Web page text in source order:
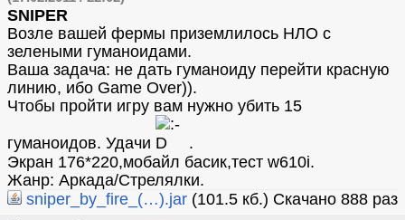
SNIPER
Возле вашей фермы приземлилось НЛО с
зелеными гуманоидами.
Ваша задача: не дать гуманоиду перейти красную
линию, ибо Game Over)).
Чтобы пройти игру вам нужно убить 15
гуманоидов. Удачи
.
Экран 176*220,мобайл басик,тест w610i.
Жанр: Аркада/Стрелялки.
sniper_by_fire_(…).jar (101.5 кб.) Скачано 888 раз